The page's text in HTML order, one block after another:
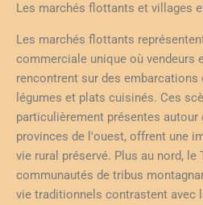
Les marchés flottants et villages
Les marchés flottants
commerciale unique où vendeurs
rencontrent sur des embarcations
légumes et plats cuisinés. Ces
particulièrement présentes autour
provinces de l'ouest, offrent une
vie rural préservé. Plus au nord, le
communautés de tribus
vie traditionnels contrastent avec